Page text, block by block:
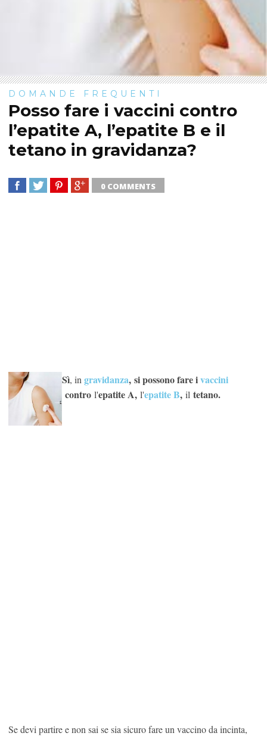
DOMANDE FREQUENTI
Posso fare i vaccini contro
l’epatite A, l’epatite B e il
tetano in gravidanza?
0 COMMENTS
Sì, in gravidanza, si possono fare ivaccini
contro l'epatite A, l'epatite B, il tetano.
Se devi partire e non sai se sia sicuro fare un vaccino da incinta,